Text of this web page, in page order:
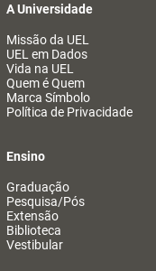
A Universidade
Missão da UEL
UEL em Dados
Vida na UEL
Quem é Quem
Marca Símbolo
Política de Privacidade
Ensino
Graduação
Pesquisa/Pós
Extensão
Biblioteca
Vestibular